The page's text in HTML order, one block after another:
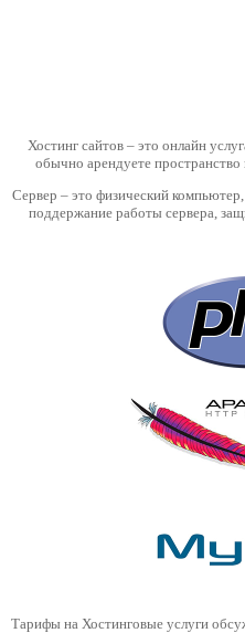
Хостинг сайтов – это онлайн
обычно арендуете
Сервер – это физический
поддержание работы сервера,
Тарифы на Хостинговые услуги